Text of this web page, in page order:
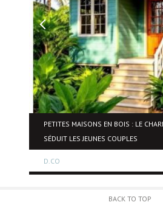
PETITES MAISONS EN BOIS : LE
SÉDUIT LES JEUNES COUPLES
D.CO
BACK TO TOP